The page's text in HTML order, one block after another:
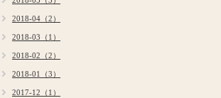
2018-04（2）
2018-03（1）
2018-02（2）
2018-01（3）
2017-12（1）